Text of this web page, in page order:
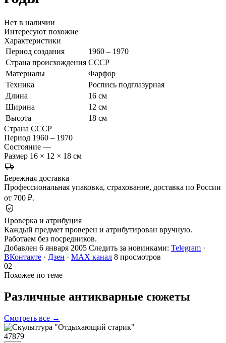
Нет в наличии
Интересуют похожие
Характеристики
Период создания
1960 – 1970
Страна происхождения СССР
Материалы
Фарфор
Техника
Роспись подглазурная
Длина
16 см
Ширина
12 см
Высота
18 см
Страна СССР
Период 1960 – 1970
Состояние —
Размер 16 × 12 × 18 см
Бережная доставка
Профессиональная упаковка, страхование, доставка по России
от 700 ₽.
Проверка и атрибуция
Каждый предмет проверен и атрибутирован вручную.
Работаем без посредников.
Добавлен 6 января 2005 Следить за новинками: Telegram ·
ВКонтакте · Дзен · MAX канал 8 просмотров
02
Похожее по теме
Различные антикварные сюжеты
Смотреть все →
47879